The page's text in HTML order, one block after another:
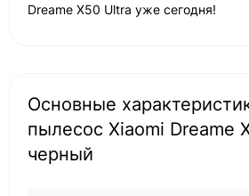
Dreame X50 Ultra уже сегодня!
Основные
пылесос Xiaomi Dreame
черный